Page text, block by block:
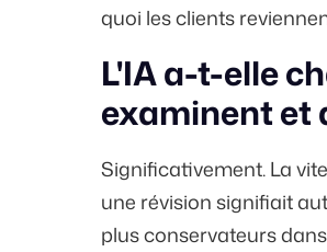
quoi les clients
L'IA a-t-elle
examinent et
Significativement. La
une révision signifiait
plus conservateurs